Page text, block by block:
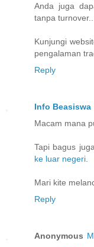
Anda juga
tanpa
Kunjungi
pengalaman
Reply
Info Beasiswa
Macam mana
Tapi bagus
ke luar negeri.
Mari kite
Reply
Anonymous